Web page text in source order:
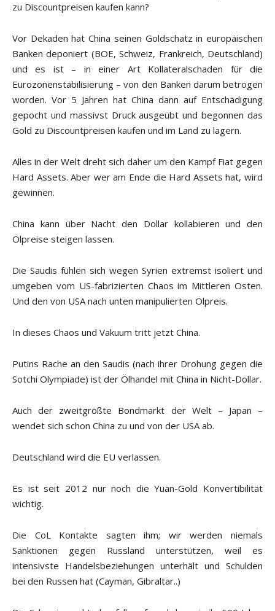
zu Discountpreisen kaufen kann?
Vor Dekaden hat China seinen Goldschatz in europäischen
Banken deponiert (BOE, Schweiz, Frankreich, Deutschland)
und es ist – in einer Art Kollateralschaden für die
Eurozonenstabilisierung – von den Banken darum betrogen
worden. Vor 5 Jahren hat China dann auf Entschädigung
gepocht und massivst Druck ausgeübt und begonnen das
Gold zu Discountpreisen kaufen und im Land zu lagern.
Alles in der Welt dreht sich daher um den Kampf Fiat gegen
Hard Assets. Aber wer am Ende die Hard Assets hat, wird
gewinnen.
China kann über Nacht den Dollar kollabieren und den
Ölpreise steigen lassen.
Die Saudis fühlen sich wegen Syrien extremst isoliert und
umgeben vom US-fabrizierten Chaos im Mittleren Osten.
Und den von USA nach unten manipulierten Ölpreis.
In dieses Chaos und Vakuum tritt jetzt China.
Putins Rache an den Saudis (nach ihrer Drohung gegen die
Sotchi Olympiade) ist der Ölhandel mit China in Nicht-Dollar.
Auch der zweitgrößte Bondmarkt der Welt – Japan –
wendet sich schon China zu und von der USA ab.
Deutschland wird die EU verlassen.
Es ist seit 2012 nur noch die Yuan-Gold Konvertibilität
wichtig.
Die CoL Kontakte sagten ihm; wir werden niemals
Sanktionen gegen Russland unterstützen, weil es
intensivste Handelsbeziehungen unterhält und Schulden
bei den Russen hat (Cayman, Gibraltar..)